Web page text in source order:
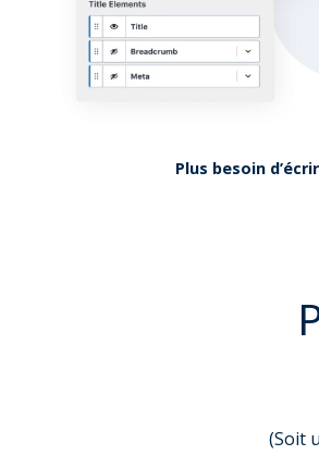
Plus besoin
(Soit